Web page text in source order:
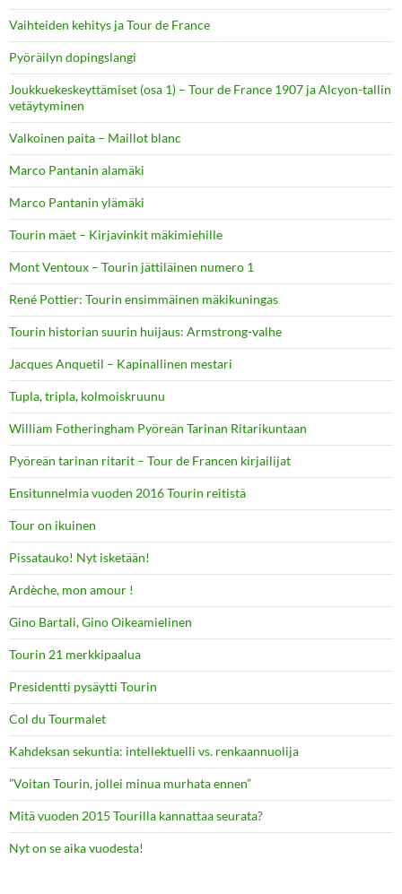
Vaihteiden kehitys ja Tour de France
Pyöräilyn dopingslangi
Joukkuekeskeyttämiset (osa 1) – Tour de France 1907 ja Alcyon-tallin
vetäytyminen
Valkoinen paita – Maillot blanc
Marco Pantanin alamäki
Marco Pantanin ylämäki
Tourin mäet – Kirjavinkit mäkimiehille
Mont Ventoux – Tourin jättiläinen numero 1
René Pottier: Tourin ensimmäinen mäkikuningas
Tourin historian suurin huijaus: Armstrong-valhe
Jacques Anquetil – Kapinallinen mestari
Tupla, tripla, kolmoiskruunu
William Fotheringham Pyöreän Tarinan Ritarikuntaan
Pyöreän tarinan ritarit – Tour de Francen kirjailijat
Ensitunnelmia vuoden 2016 Tourin reitistä
Tour on ikuinen
Pissatauko! Nyt isketään!
Ardèche, mon amour !
Gino Bartali, Gino Oikeamielinen
Tourin 21 merkkipaalua
Presidentti pysäytti Tourin
Col du Tourmalet
Kahdeksan sekuntia: intellektuelli vs. renkaannuolija
”Voitan Tourin, jollei minua murhata ennen”
Mitä vuoden 2015 Tourilla kannattaa seurata?
Nyt on se aika vuodesta!